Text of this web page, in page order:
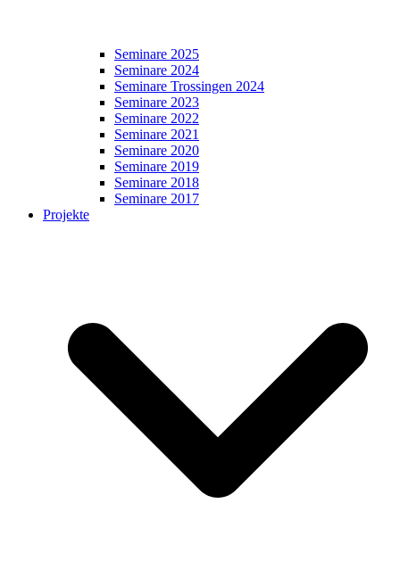
Seminare 2025
Seminare 2024
Seminare Trossingen 2024
Seminare 2023
Seminare 2022
Seminare 2021
Seminare 2020
Seminare 2019
Seminare 2018
Seminare 2017
Projekte